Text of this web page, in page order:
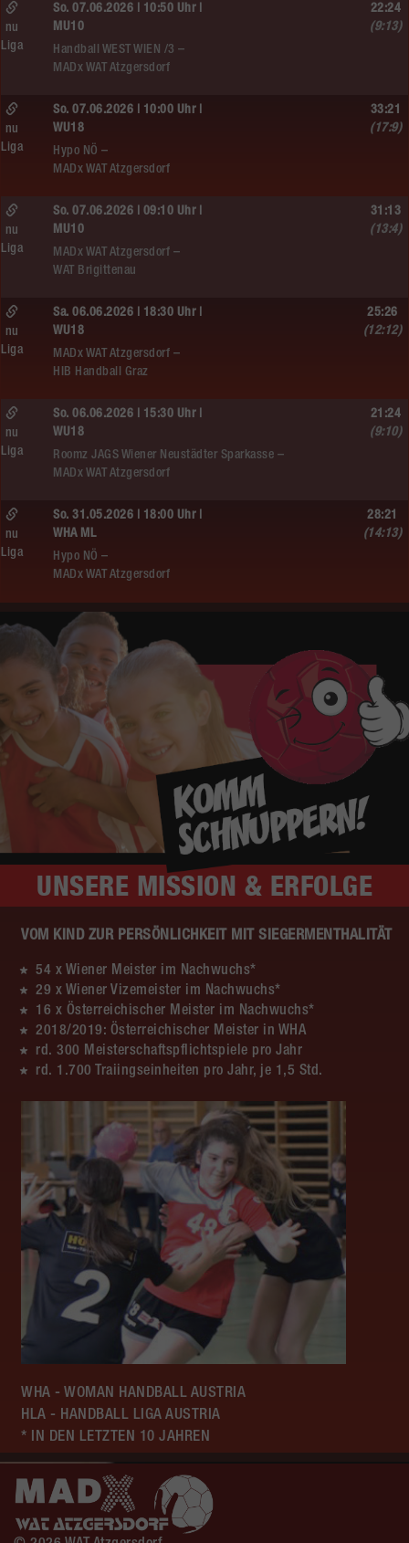
So. 07.06.2026 | 10:50 Uhr |
MU10
Handball WEST WIEN /3 –
MADx WAT Atzgersdorf
nu
Liga
22:24
(9:13)
So. 07.06.2026 | 10:00 Uhr |
WU18
Hypo NÖ –
MADx WAT Atzgersdorf
nu
Liga
33:21
(17:9)
So. 07.06.2026 | 09:10 Uhr |
MU10
MADx WAT Atzgersdorf –
WAT Brigittenau
nu
Liga
31:13
(13:4)
Sa. 06.06.2026 | 18:30 Uhr |
WU18
MADx WAT Atzgersdorf –
HIB Handball Graz
nu
Liga
25:26
(12:12)
So. 06.06.2026 | 15:30 Uhr |
WU18
Roomz JAGS Wiener Neustädter Sparkasse –
MADx WAT Atzgersdorf
nu
Liga
21:24
(9:10)
So. 31.05.2026 | 18:00 Uhr |
WHA ML
Hypo NÖ –
MADx WAT Atzgersdorf
nu
Liga
28:21
(14:13)
UNSERE MISSION & ERFOLGE
VOM KIND ZUR PERSÖNLICHKEIT MIT SIEGERMENTHALITÄT
54 x Wiener Meister im Nachwuchs*
29 x Wiener Vizemeister im Nachwuchs*
16 x Österreichischer Meister im Nachwuchs*
2018/2019: Österreichischer Meister in WHA
rd. 300 Meisterschaftspflichtspiele pro Jahr
rd. 1.700 Traiingseinheiten pro Jahr, je 1,5 Std.
WHA - WOMAN HANDBALL AUSTRIA
HLA - HANDBALL LIGA AUSTRIA
* IN DEN LETZTEN 10 JAHREN